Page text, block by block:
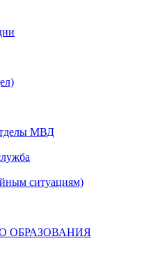
МВД
ситуациям)
ОБРАЗОВАНИЯ